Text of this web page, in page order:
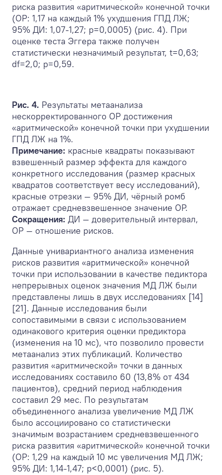
риска развития «аритмической» конечной точки
(ОР: 1,17 на каждый 1% ухудшения ГПД ЛЖ;
95% ДИ: 1,07-1,27; p=0,0005) (рис. 4). При
оценке теста Эггера также получен
статистически незначимый результат, t=0,63;
df=2,0; p=0,59.
Рис. 4. Результаты метаанализа
нескорректированного ОР достижения
«аритмической» конечной точки при ухудшении
ГПД ЛЖ на 1%.
Примечание: красные квадраты показывают
взвешенный размер эффекта для каждого
конкретного исследования (размер красных
квадратов соответствует весу исследований),
красные отрезки — 95% ДИ, чёрный ромб
отражает средневзвешенное значение ОР.
Сокращения: ДИ — доверительный интервал,
ОР — отношение рисков.
Данные унивариантного анализа изменения
рисков развития «аритмической» конечной
точки при использовании в качестве педиктора
непрерывных оценок значения МД ЛЖ были
представлены лишь в двух исследованиях [14]
[21]. Данные исследования были
сопоставимыми в связи с использованием
одинакового критерия оценки предиктора
(изменения на 10 мс), что позволило провести
метаанализ этих публикаций. Количество
развития «аритмической» точки в данных
исследованиях составило 60 (13,8% от 434
пациентов), средний период наблюдения
составил 29 мес. По результатам
объединенного анализа увеличение МД ЛЖ
было ассоциировано со статистически
значимым возрастанием средневзвешенного
риска развития «аритмической» конечной точки
(ОР: 1,29 на каждый 10 мс увеличения МД ЛЖ;
95% ДИ: 1,14-1,47; p<0,0001) (рис. 5).